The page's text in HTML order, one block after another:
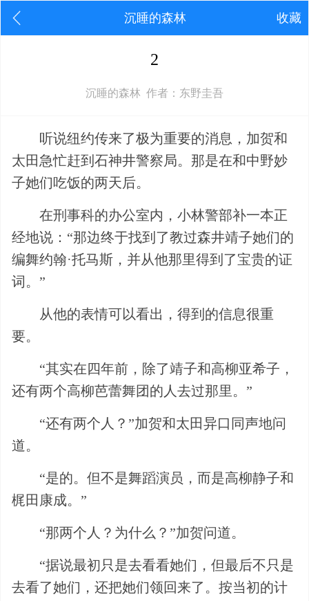
沉睡的森林 收藏
2
沉睡的森林 作者：东野圭吾
听说纽约传来了极为重要的消息，加贺和
太田急忙赶到石神井警察局。那是在和中野妙
子她们吃饭的两天后。
在刑事科的办公室内，小林警部补一本正
经地说：“那边终于找到了教过森井靖子她们的
编舞约翰·托马斯，并从他那里得到了宝贵的证
词。”
从他的表情可以看出，得到的信息很重
要。
“其实在四年前，除了靖子和高柳亚希子，
还有两个高柳芭蕾舞团的人去过那里。”
“还有两个人？”加贺和太田异口同声地问
道。
“是的。但不是舞蹈演员，而是高柳静子和
梶田康成。”
“那两个人？为什么？”加贺问道。
“据说最初只是去看看她们，但最后不只是
去看了她们，还把她们领回来了。按当初的计